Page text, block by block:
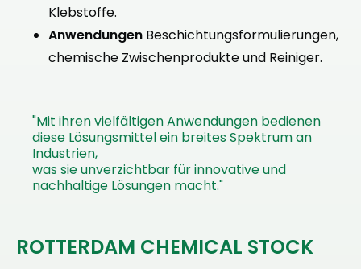
Klebstoffe.
Anwendungen Beschichtungsformulierungen,
chemische Zwischenprodukte und Reiniger.
"Mit ihren vielfältigen Anwendungen bedienen
diese Lösungsmittel ein breites Spektrum an
Industrien,
was sie unverzichtbar für innovative und
nachhaltige Lösungen macht."
ROTTERDAM CHEMICAL STOCK